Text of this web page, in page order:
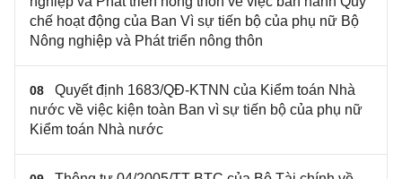
chế hoạt động của Ban Vì sự tiến bộ của phụ nữ Bộ
Nông nghiệp và Phát triển nông thôn
08
Quyết định 1683/QĐ-KTNN của Kiểm toán Nhà
nước về việc kiện toàn Ban vì sự tiến bộ của phụ nữ
Kiểm toán Nhà nước